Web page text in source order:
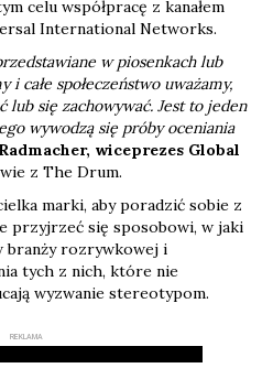
celu współpracę z kanałem
International Networks.
w piosenkach lub
całe społeczeństwo uważamy,
lub się zachowywać. Jest to jeden
wywodzą się próby oceniania
wiceprezes Global
z The Drum.
marki, aby poradzić sobie z
przyjrzeć się sposobowi, w jaki
branży rozrywkowej i
tych z nich, które nie
wyzwanie stereotypom.
REKLAMA